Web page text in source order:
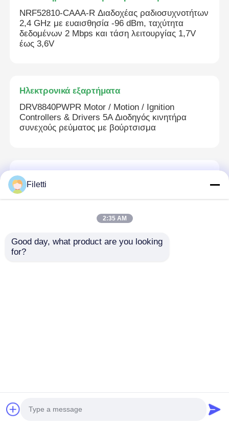
NRF52810-CAAA-R Διαδοχέας ραδιοσυχνοτήτων
2,4 GHz με ευαισθησία -96 dBm, ταχύτητα
δεδομένων 2 Mbps και τάση λειτουργίας 1,7V
έως 3,6V
Ηλεκτρονικά εξαρτήματα
DRV8840PWPR Motor / Motion / Ignition
Controllers & Drivers 5A Διοδηγός κινητήρα
συνεχούς ρεύματος με βούρτσισμα
Προγραμματισμός PLC
Δελτίο Προγραμματισμού FPGA Development
PLC Δελτίο Μάθησης AX7020 ZYNQ7000
Μονάδα GPS
Filetti
2:35 AM
Good day, what product are you looking
for?